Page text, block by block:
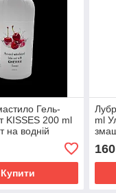
Гель-
KISSES 200 ml
на водній
Купити
ml
160